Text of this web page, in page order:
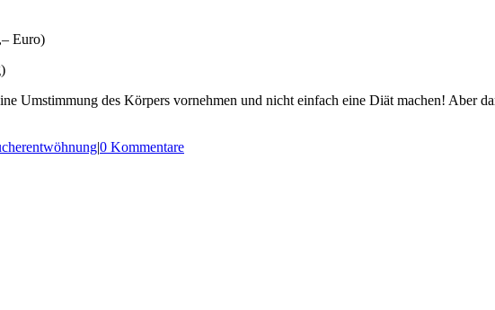
Euro)
Umstimmung des Körpers vornehmen und nicht einfach eine Diät machen! Aber
|0 Kommentare